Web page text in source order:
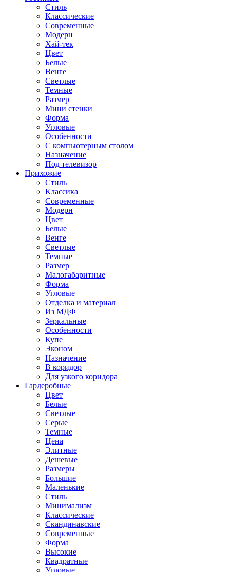
Стиль
Классические
Современные
Модерн
Хай-тек
Цвет
Белые
Венге
Светлые
Темные
Размер
Мини стенки
Форма
Угловые
Особенности
С компьютерным столом
Назначение
Под телевизор
Прихожие
Стиль
Классика
Современные
Модерн
Цвет
Белые
Венге
Светлые
Темные
Размер
Малогабаритные
Форма
Угловые
Отделка и материал
Из МДФ
Зеркальные
Особенности
Купе
Эконом
Назначение
В коридор
Для узкого коридора
Гардеробные
Цвет
Белые
Светлые
Серые
Темные
Цена
Элитные
Дешевые
Размеры
Большие
Маленькие
Стиль
Минимализм
Классические
Скандинавские
Современные
Форма
Высокие
Квадратные
Угловые